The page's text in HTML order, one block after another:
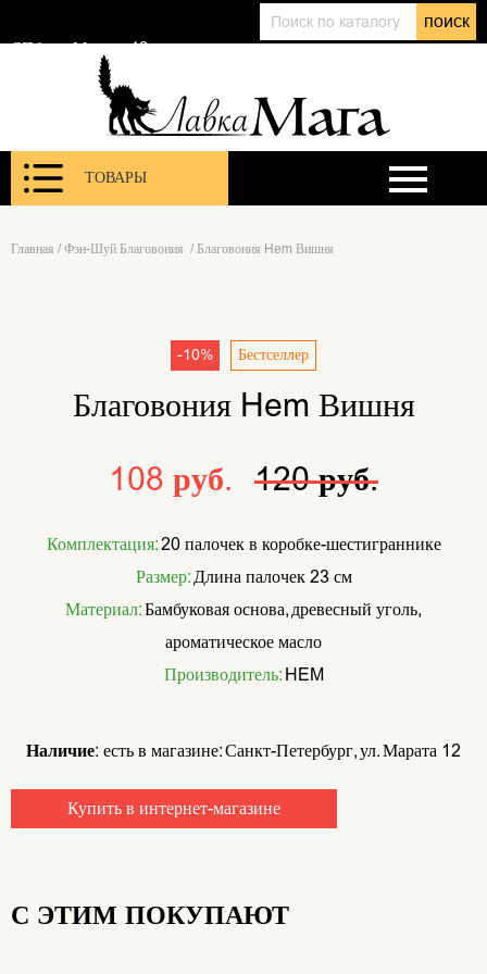
поиск
СПб, ул. Марата 12
ТОВАРЫ
Главная / Фэн-Шуй Благовония / Благовония Hem Вишня
-10% Бестселлер
Благовония Hem Вишня
108 руб.
120 руб.
Комплектация:20 палочек в коробке-шестиграннике
Размер:Длина палочек 23 см
Материал:Бамбуковая основа, древесный уголь,
ароматическое масло
Производитель:HEM
Наличие: есть в магазине: Санкт-Петербург, ул. Марата 12
Купить в интернет-магазине
С ЭТИМ ПОКУПАЮТ